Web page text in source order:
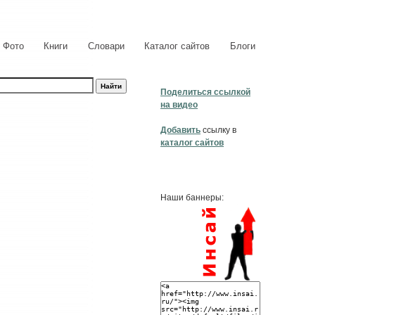
Фото Книги Словари Каталог сайтов Блоги
Поделиться ссылкой
на видео
Добавить ссылку в
каталог сайтов
Наши баннеры: